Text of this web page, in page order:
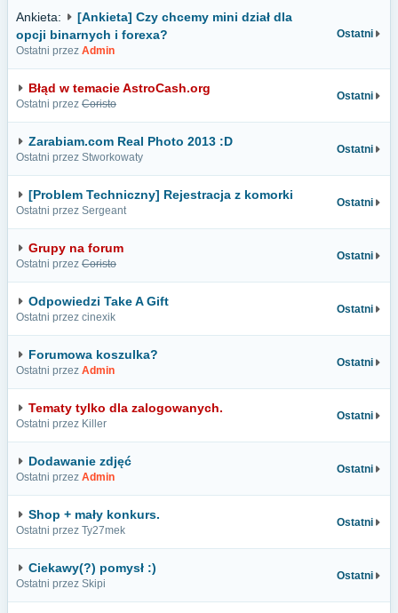
Ankieta:
[Ankieta] Czy chcemy mini dział dla
opcji binarnych i forexa?
Ostatni przez Admin
Ostatni
Błąd w temacie AstroCash.org
Ostatni przez Coristo
Ostatni
Zarabiam.com Real Photo 2013 :D
Ostatni przez Stworkowaty
Ostatni
[Problem Techniczny] Rejestracja z komorki
Ostatni przez Sergeant
Ostatni
Grupy na forum
Ostatni przez Coristo
Ostatni
Odpowiedzi Take A Gift
Ostatni przez cinexik
Ostatni
Forumowa koszulka?
Ostatni przez Admin
Ostatni
Tematy tylko dla zalogowanych.
Ostatni przez Killer
Ostatni
Dodawanie zdjęć
Ostatni przez Admin
Ostatni
Shop + mały konkurs.
Ostatni przez Ty27mek
Ostatni
Ciekawy(?) pomysł :)
Ostatni przez Skipi
Ostatni